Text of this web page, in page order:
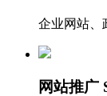
企业网站、
网站推广